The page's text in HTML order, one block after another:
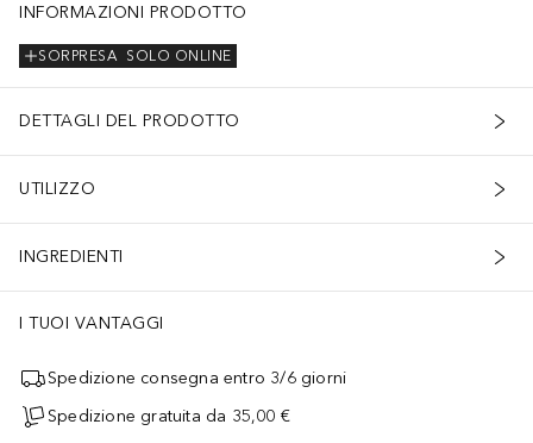
INFORMAZIONI PRODOTTO
SOLO ONLINE
SORPRESA
DETTAGLI DEL PRODOTTO
UTILIZZO
INGREDIENTI
I TUOI VANTAGGI
Spedizione consegna entro 3/6 giorni
Spedizione gratuita da 35,00 €